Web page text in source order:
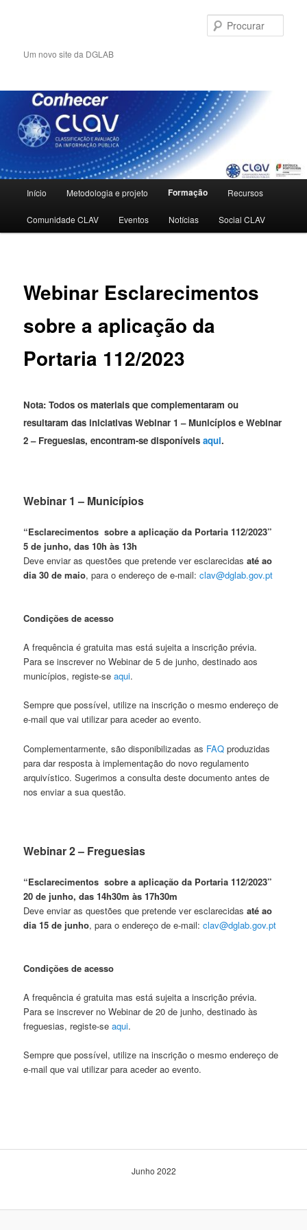
conteúdoUm novo site da DGLAB
principal
Início Metodologia e projeto Formação Recursos
Comunidade CLAV Eventos Notícias Social CLAV
Webinar Esclarecimentos
sobre a aplicação da
Portaria 112/2023
Nota: Todos os materiais que complementaram ou
resultaram das iniciativas Webinar 1 – Municípios e Webinar
2 – Freguesias, encontram-se disponíveisaqui.
Webinar 1 – Municípios
“Esclarecimentos sobre a aplicação da Portaria 112/2023”
5 de junho, das 10h às 13h
Deve enviar as questões que pretende ver esclarecidasaté ao
dia 30 de maio, para o endereço de e-mail:clav@dglab.gov.pt
Condições de acesso
A frequência é gratuita mas está sujeita a inscrição prévia.
Para se inscrever no Webinar de 5 de junho, destinado aos
municípios, registe-seaqui.
Sempre que possível, utilize na inscrição o mesmo endereço de
e-mail que vai utilizar para aceder ao evento.
Complementarmente, são disponibilizadas as FAQ produzidas
para dar resposta à implementação do novo regulamento
arquivístico. Sugerimos a consulta deste documento antes de
nos enviar a sua questão.
Webinar 2 – Freguesias
“Esclarecimentos sobre a aplicação da Portaria 112/2023”
20 de junho, das 14h30m às 17h30m
Deve enviar as questões que pretende ver esclarecidasaté ao
dia 15 de junho, para o endereço de e-mail:clav@dglab.gov.pt
Condições de acesso
A frequência é gratuita mas está sujeita a inscrição prévia.
Para se inscrever no Webinar de 20 de junho, destinado às
freguesias, registe-seaqui.
Sempre que possível, utilize na inscrição o mesmo endereço de
e-mail que vai utilizar para aceder ao evento.
Junho 2022